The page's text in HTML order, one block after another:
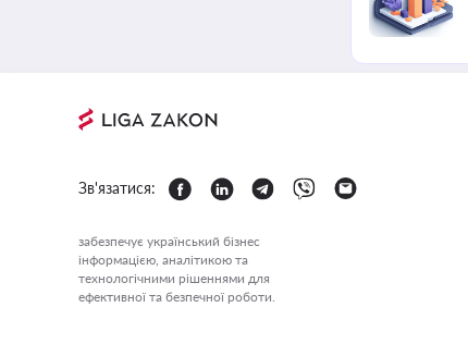
Зв'язатися:
забезпечує український бізнес
інформацією, аналітикою та
технологічними рішеннями для
ефективної та безпечної роботи.